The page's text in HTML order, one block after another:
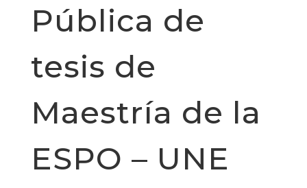
Pública de
tesis de
Maestría de la
ESPO – UNE